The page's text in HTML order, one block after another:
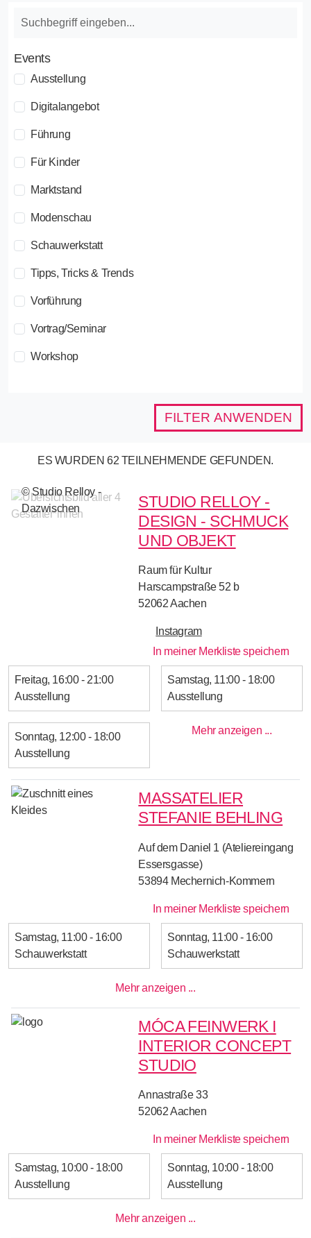
Events
Ausstellung
Digitalangebot
Führung
Für Kinder
Marktstand
Modenschau
Schauwerkstatt
Tipps, Tricks & Trends
Vorführung
Vortrag/Seminar
Workshop
FILTER ANWENDEN
ES WURDEN 62 TEILNEHMENDE GEFUNDEN.
© Studio Relloy -
Dazwischen
STUDIO RELLOY -
DESIGN - SCHMUCK
UND OBJEKT
Raum für Kultur
Harscampstraße 52 b
52062Aachen
Instagram
In meiner Merkliste speichern
Freitag 16:00 - 21:00
Ausstellung
Samstag 11:00 - 18:00
Ausstellung
Sonntag 12:00 - 18:00
Ausstellung
Mehr anzeigen ...
MASSATELIER S
TEFANIE BEHLING
Auf dem Daniel 1 (Ateliereingang
Essersgasse)
53894 Mechernich-Kommern
In meiner Merkliste speichern
Samstag 11:00 - 16:00
Schauwerkstatt
Sonntag 11:00 - 16:00
Schauwerkstatt
Mehr anzeigen ...
MÓCA FEINWERK I
INTERIOR CONCEPT
STUDIO
Annastraße 33
52062Aachen
In meiner Merkliste speichern
Samstag 10:00 - 18:00
Ausstellung
Sonntag 10:00 - 18:00
Ausstellung
Mehr anzeigen ...